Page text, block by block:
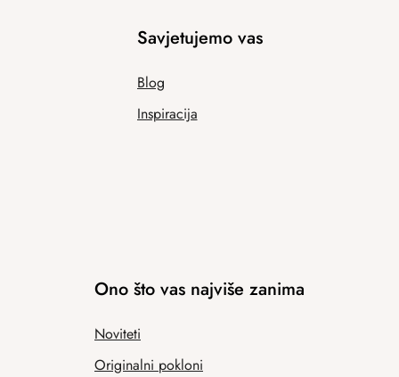
Savjetujemo vas
Blog
Inspiracija
Ono što vas najviše zanima
Noviteti
Originalni pokloni